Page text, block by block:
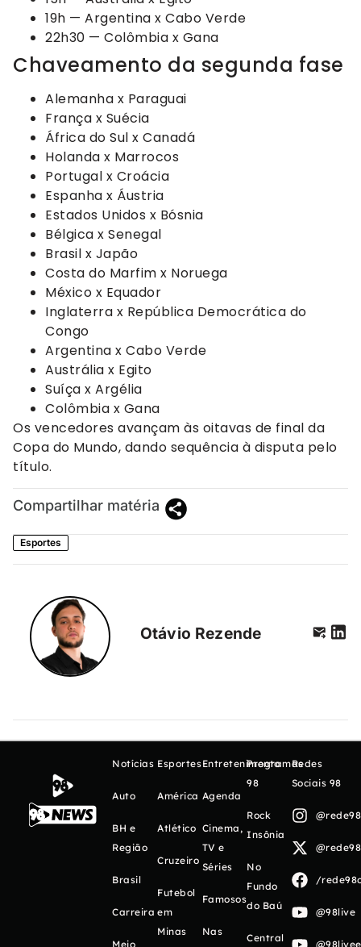
19h — Argentina x Cabo Verde
22h30 — Colômbia x Gana
Chaveamento da segunda fase
Alemanha x Paraguai
França x Suécia
África do Sul x Canadá
Holanda x Marrocos
Portugal x Croácia
Espanha x Áustria
Estados Unidos x Bósnia
Bélgica x Senegal
Brasil x Japão
Costa do Marfim x Noruega
México x Equador
Inglaterra x República Democrática do
Congo
Argentina x Cabo Verde
Austrália x Egito
Suíça x Argélia
Colômbia x Gana
Os vencedores avançam às oitavas de final da
Copa do Mundo, dando sequência à disputa pelo
título.
Compartilhar matéria
Esportes
Otávio Rezende
Notícias
Auto
BH e
Região
Brasil
Carreira
Meio
Esportes
América
Atlético
Cruzeiro
Futebol
em
Minas
Entretenimento
Agenda
Cinema,
TV e
Séries
Famosos
Nas
Programas
98
Rock
Insônia
No
Fundo
do Baú
Central
Redes
Sociais 98
/
@98live